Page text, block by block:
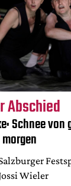
Abschied
Schnee von
Wieler